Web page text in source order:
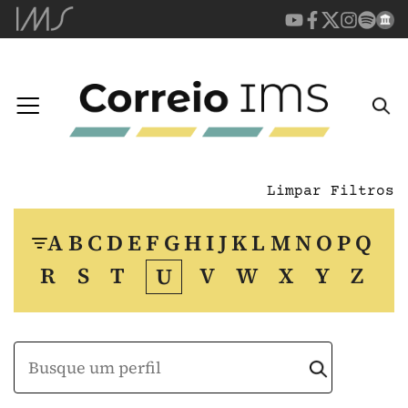
Limpar Filtros
AB CDEF GHIJKL MNOPQ
R
S T U V W X Y Z